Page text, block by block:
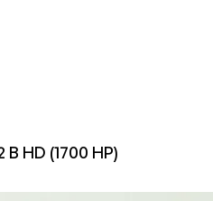
HD (1700 HP)